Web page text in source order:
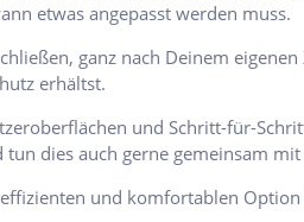
etwas angepasst werden muss.
ganz nach Deinem
erhältst.
und Schritt-für-
dies auch gerne gemeinsam
und komfortablen